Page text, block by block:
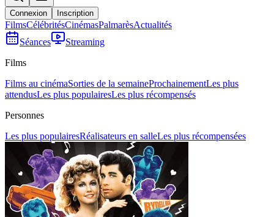
Connexion Inscription
FilmsCélébritésCinémasPalmarèsActualités
Séances
Streaming
Films
Films au cinémaSorties de la semaineProchainementLes plus
attendusLes plus populairesLes plus récompensés
Personnes
Les plus populairesRéalisateurs en salleLes plus récompensées